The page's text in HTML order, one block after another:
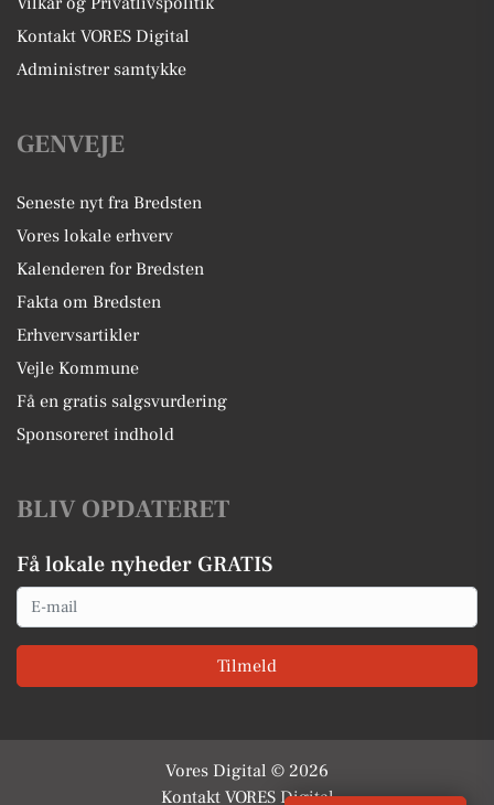
Kontakt VORES Digital
Administrer samtykke
GENVEJE
Seneste nyt fra Bredsten
Vores lokale erhverv
Kalenderen for Bredsten
Fakta om Bredsten
Erhvervsartikler
Vejle Kommune
Få en gratis salgsvurdering
Sponsoreret indhold
BLIV OPDATERET
Få lokale nyheder GRATIS
Email
Tilmeld
Vores Digital © 2026
Kontakt VORES Digital